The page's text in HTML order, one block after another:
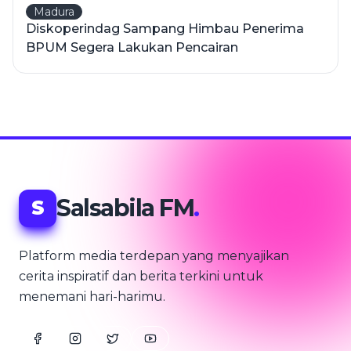
Madura
Diskoperindag Sampang Himbau Penerima
BPUM Segera Lakukan Pencairan
S Salsabila FM.
Platform media terdepan yang menyajikan
cerita inspiratif dan berita terkini untuk
menemani hari-harimu.